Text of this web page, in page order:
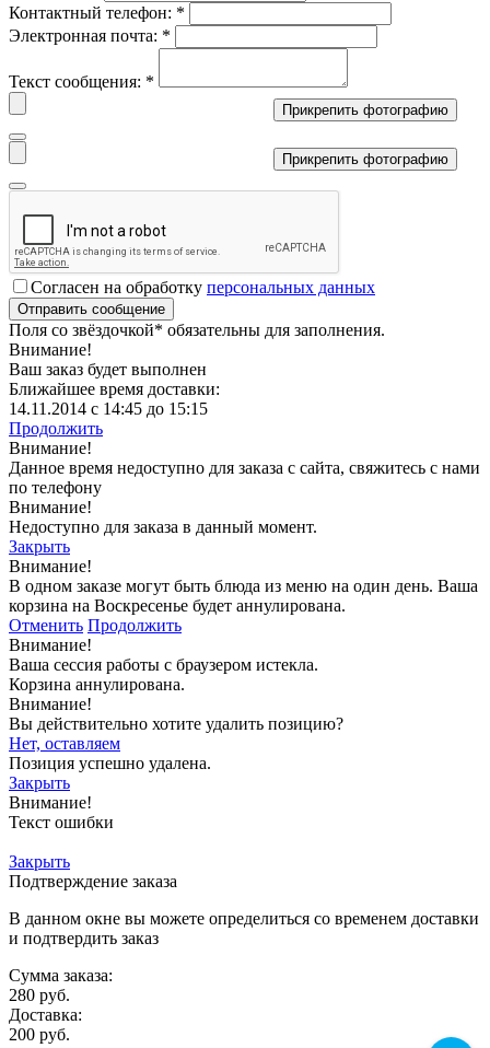
Контактный телефон: *
Электронная почта: *
Текст сообщения: *
Прикрепить фотографию
Прикрепить фотографию
Согласен на обработку персональных данных
Поля со звёздочкой* обязательны для заполнения.
Внимание!
Ваш заказ будет выполнен
Ближайшее время доставки:
14.11.2014 с 14:45 до 15:15
Продолжить
Внимание!
Данное время недоступно для заказа с сайта, свяжитесь с нами
по телефону
Внимание!
Недоступно для заказа в данный момент.
Закрыть
Внимание!
В одном заказе могут быть блюда из меню на один день. Ваша
корзина на Воскресенье будет аннулирована.
Отменить Продолжить
Внимание!
Ваша сессия работы с браузером истекла.
Корзина аннулирована.
Внимание!
Вы действительно хотите удалить позицию?
Нет, оставляем
Позиция успешно удалена.
Закрыть
Внимание!
Текст ошибки
Закрыть
Подтверждение заказа
В данном окне вы можете определиться со временем доставки
и подтвердить заказ
Сумма заказа:
280 руб.
Доставка:
200 руб.